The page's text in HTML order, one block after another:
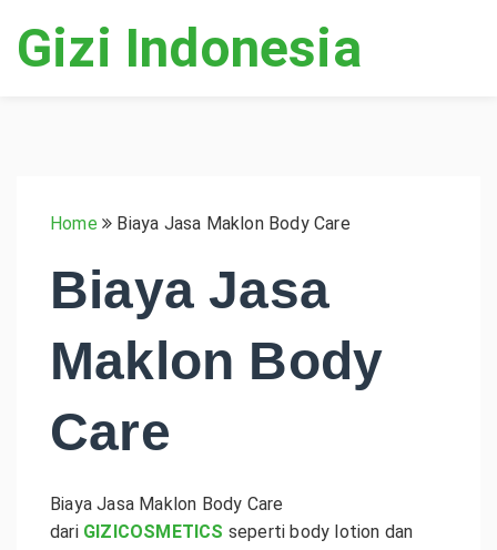
Gizi Indonesia
Home Biaya Jasa Maklon Body Care
Biaya Jasa
Maklon Body
Care
Biaya Jasa Maklon Body Care
dari GIZICOSMETICS seperti body lotion dan